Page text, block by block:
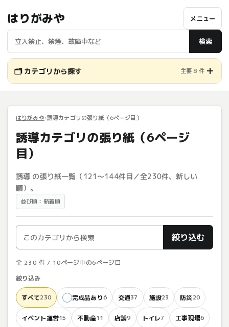
はりがみや
検索
メニュー
🗂️ カテゴリから探す 主要 8 件
はりがみや 誘導カテゴリの張り紙（6ページ目）
誘導カテゴリの張り紙（6ページ
目）
誘導 の張り紙一覧（121〜144件目／全230件、新しい
順）。
並び順：新着順
絞り込む
全 230 件 / 10ページ中の6ページ目
絞り込み
すべて230 完成品あり6 交通37 施設23 防災20
イベント運営15 不動産11 店舗9 トイレ7 工事現場6